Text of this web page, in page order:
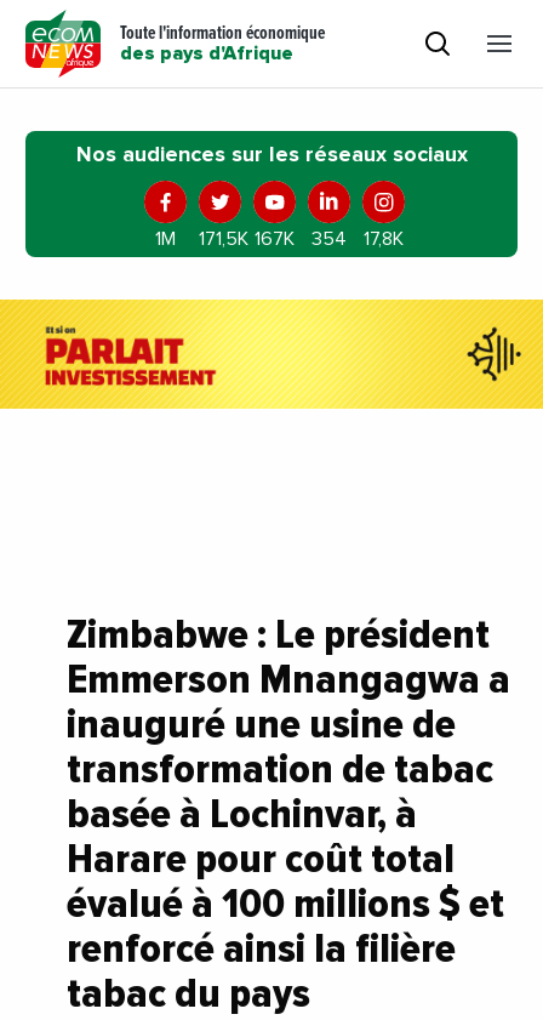
Toute l'information économique
des pays d'Afrique
Nos audiences sur les réseaux sociaux
1M 171,5K 167K 354 17,8K
Zimbabwe : Le président
Emmerson Mnangagwa a
inauguré une usine de
transformation de tabac
basée à Lochinvar, à
Harare pour coût total
évalué à 100 millions $ et
renforcé ainsi la filière
tabac du pays